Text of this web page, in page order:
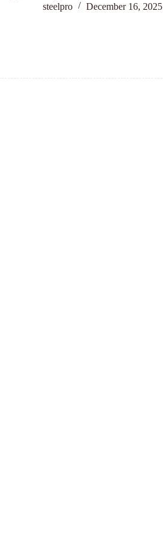
steelpro
December 16, 2025